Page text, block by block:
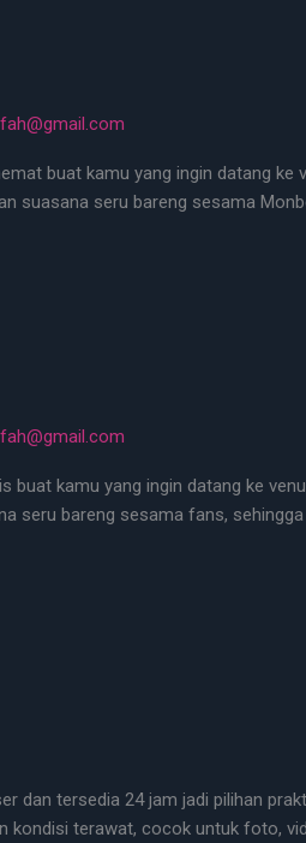
buat kamu yang ingin datang ke
suasana seru bareng sesama
kamu yang ingin datang ke
seru bareng sesama fans,
dan tersedia 24 jam jadi pilihan
kondisi terawat, cocok untuk foto,